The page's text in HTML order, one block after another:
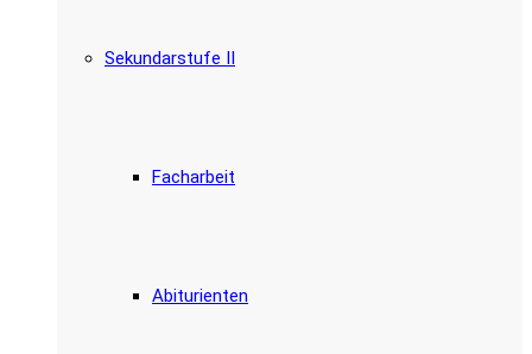
Sekundarstufe II
Facharbeit
Abiturienten